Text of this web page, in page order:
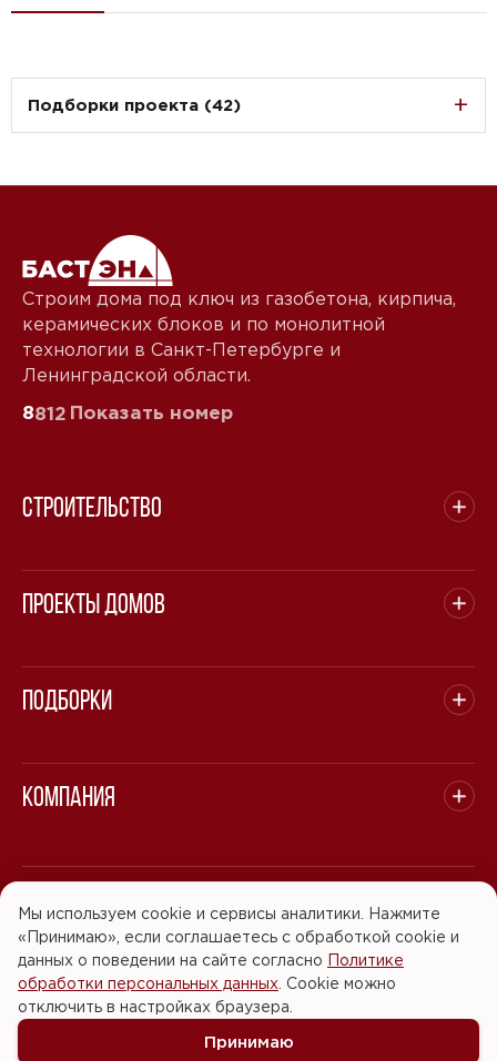
Подборки проекта (42)
Строим дома под ключ из газобетона, кирпича,
керамических блоков и по монолитной
технологии в Санкт-Петербурге и
Ленинградской области.
8812 Показать номер
Строительство
Проекты домов
Подборки
Компания
© 2008 - 2026 ООО "БАСТЭН". Все права защищены.
Политика обработки персональных данных
Согласие на обработку персональных данных
Мы используем cookie и сервисы аналитики. Нажмите
«Принимаю», если соглашаетесь с обработкой cookie и
данных о поведении на сайте согласно Политике
обработки персональных данных . Cookie можно
отключить в настройках браузера.
Принимаю